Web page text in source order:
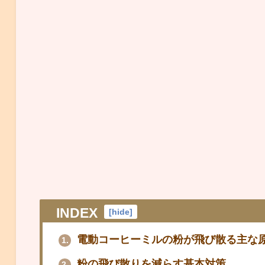
INDEX [hide]
1. 電動コーヒーミルの粉が飛び散る主な